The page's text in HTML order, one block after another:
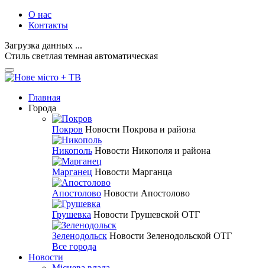
О нас
Контакты
Загрузка данных ...
Стиль светлая темная автоматическая
Главная
Города
Покров Новости Покрова и района
Никополь Новости Никополя и района
Марганец Новости Марганца
Апостолово Новости Апостолово
Грушевка Новости Грушевской ОТГ
Зеленодольск Новости Зеленодольской ОТГ
Все города
Новости